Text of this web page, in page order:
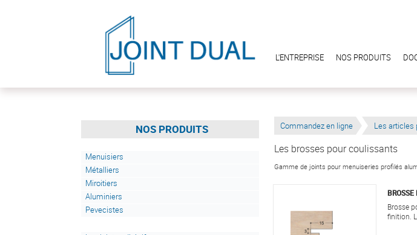
L'ENTREPRISE NOS PRODUITS
NOS PRODUITS
Menuisiers
Métalliers
Miroitiers
Aluminiers
Pevecistes
Commandez en ligne Les articles
Les brosses pour coulissants
Gamme de joints pour menuiseries profilés
Brosse
finition.